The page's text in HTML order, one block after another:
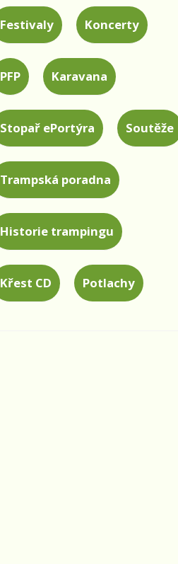
Festivaly Koncerty
PFP Karavana
Stopař ePortýra Soutěže
Trampská poradna
Historie trampingu
Křest CD Potlachy